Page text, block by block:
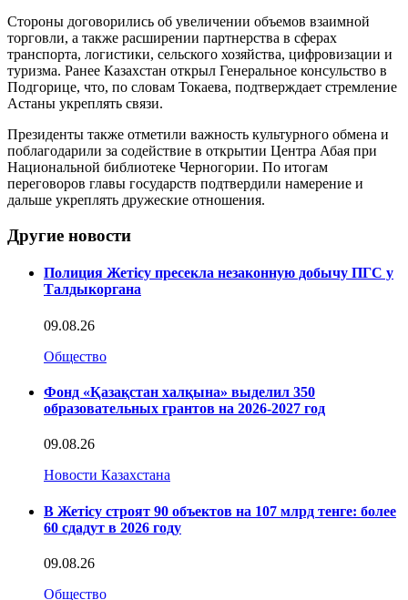
Стороны договорились об увеличении объемов взаимной
торговли, а также расширении партнерства в сферах
транспорта, логистики, сельского хозяйства, цифровизации и
туризма. Ранее Казахстан открыл Генеральное консульство в
Подгорице, что, по словам Токаева, подтверждает стремление
Астаны укреплять связи.
Президенты также отметили важность культурного обмена и
поблагодарили за содействие в открытии Центра Абая при
Национальной библиотеке Черногории. По итогам
переговоров главы государств подтвердили намерение и
дальше укреплять дружеские отношения.
Другие новости
Полиция Жетісу пресекла незаконную добычу ПГС у
Талдыкоргана
09.08.26
Общество
Фонд «Қазақстан халқына» выделил 350
образовательных грантов на 2026-2027 год
09.08.26
Новости Казахстана
В Жетісу строят 90 объектов на 107 млрд тенге: более
60 сдадут в 2026 году
09.08.26
Общество